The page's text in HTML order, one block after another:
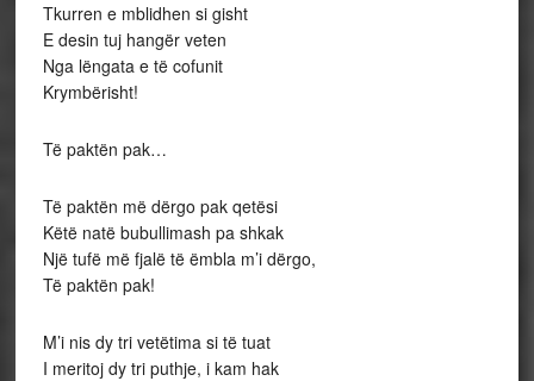
Tkurren e mblidhen si gisht
E desin tuj hangër veten
Nga lëngata e të cofunit
Krymbërisht!
Të paktën pak…
Të paktën më dërgo pak qetësi
Këtë natë bubullimash pa shkak
Një tufë më fjalë të ëmbla m’i dërgo,
Të paktën pak!
M’i nis dy tri vetëtima si të tuat
I meritoj dy tri puthje, i kam hak